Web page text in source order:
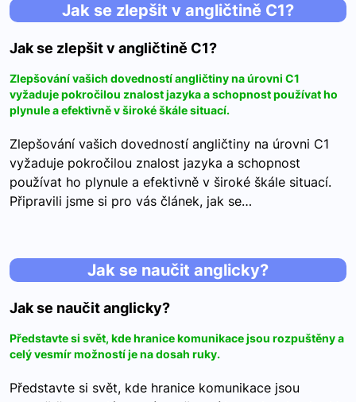
Jak se zlepšit v angličtině C1?
Jak se zlepšit v angličtině C1?
Zlepšování vašich dovedností angličtiny na úrovni C1
vyžaduje pokročilou znalost jazyka a schopnost používat ho
plynule a efektivně v široké škále situací.
Zlepšování vašich dovedností angličtiny na úrovni C1
vyžaduje pokročilou znalost jazyka a schopnost
používat ho plynule a efektivně v široké škále situací.
Připravili jsme si pro vás článek, jak se…
Jak se naučit anglicky?
Jak se naučit anglicky?
Představte si svět, kde hranice komunikace jsou rozpuštěny a
celý vesmír možností je na dosah ruky.
Představte si svět, kde hranice komunikace jsou